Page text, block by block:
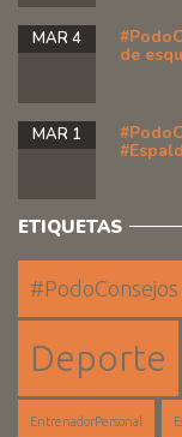
de
MAR 4
MAR 1
ETIQUETAS
#PodoConsejos
Deporte
EntrenadorPersonal